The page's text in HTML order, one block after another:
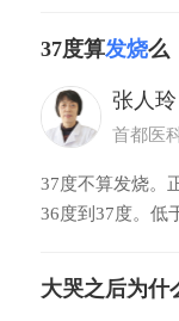
385度以上则需
应的治疗，可以
去医院就诊。
37度算发烧么
张人玲
首都医
37度不算发烧。
36度到37度。低
热，超过41度称
度属于正常范围
大哭之后为什